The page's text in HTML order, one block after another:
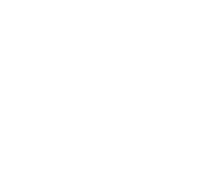
mübarek
âlemi'ne hayırlara
niyaz ederiz.